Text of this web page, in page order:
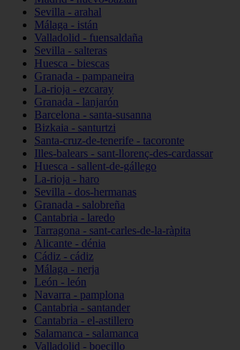
Sevilla - arahal
Málaga - istán
Valladolid - fuensaldaña
Sevilla - salteras
Huesca - biescas
Granada - pampaneira
La-rioja - ezcaray
Granada - lanjarón
Barcelona - santa-susanna
Bizkaia - santurtzi
Santa-cruz-de-tenerife - tacoronte
Illes-balears - sant-llorenç-des-cardassar
Huesca - sallent-de-gállego
La-rioja - haro
Sevilla - dos-hermanas
Granada - salobreña
Cantabria - laredo
Tarragona - sant-carles-de-la-ràpita
Alicante - dénia
Cádiz - cádiz
Málaga - nerja
León - león
Navarra - pamplona
Cantabria - santander
Cantabria - el-astillero
Salamanca - salamanca
Valladolid - boecillo